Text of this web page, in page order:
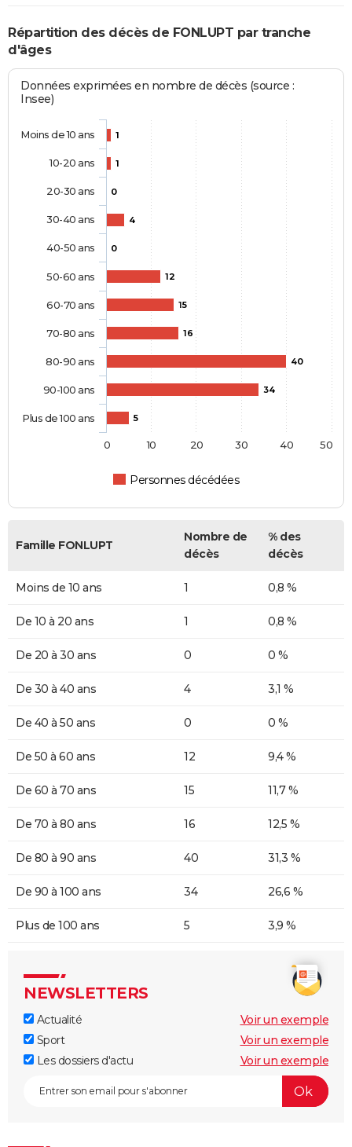
Répartition des décès de FONLUPT par tranche
d'âges
Données exprimées en nombre de décès (source :
Insee)
1
1
0
4
0
12
15
16
40
34
5
Personnes décédées
Moins de 10 ans
10-20 ans
20-30 ans
30-40 ans
40-50 ans
50-60 ans
60-70 ans
70-80 ans
80-90 ans
90-100 ans
Plus de 100 ans
0 10 20 30 40 50
Famille FONLUPT
Nombre de
décès
% des
décès
Moins de 10 ans 1 0,8 %
De 10 à 20 ans 1 0,8 %
De 20 à 30 ans 0 0 %
De 30 à 40 ans 4 3,1 %
De 40 à 50 ans 0 0 %
De 50 à 60 ans 12 9,4 %
De 60 à 70 ans 15 11,7 %
De 70 à 80 ans 16 12,5 %
De 80 à 90 ans 40 31,3 %
De 90 à 100 ans 34 26,6 %
Plus de 100 ans 5 3,9 %
NEWSLETTERS
Actualité
Voir un exemple
Sport
Voir un exemple
Les dossiers d'actu
Voir un exemple